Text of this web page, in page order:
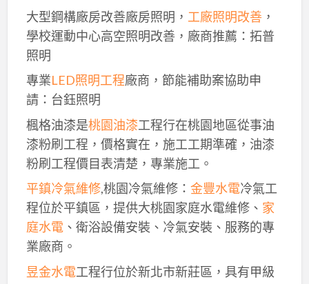
大型鋼構廠房改善廠房照明， 工廠照明改善，
學校運動中心高空照明改善，廠商推薦：拓普
照明
專業LED照明工程廠商，節能補助案協助申
請：台鈺照明
楓格油漆是桃園油漆工程行在桃園地區從事油
漆粉刷工程，價格實在，施工工期準確，油漆
粉刷工程價目表清楚，專業施工。
平鎮冷氣維修,桃園冷氣維修： 金豐水電冷氣工
程位於平鎮區，提供大桃園家庭水電維修、 家
庭水電、衛浴設備安裝、冷氣安裝、服務的專
業廠商。
昱金水電工程行位於新北市新莊區，具有甲級